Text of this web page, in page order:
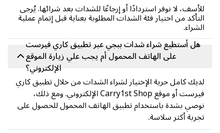
لا نوفر استردادًا أو إرجاعًا للشدات بعد شرائها. يُرجى
من اختيار فئة الشدات المطلوبة بعناية قبل إتمام عملية
هل أستطيع شراء شدات ببجي عبر تطبيق كاري فيرست
على الهاتف المحمول أم يجب علي زيارة الموقع
الإلكتروني؟
كامل حرية الإختيار لشراء الشدات من خلال تطبيق كاري
فيرست أو موقع Carry1st Shop الإلكتروني. ومع ذلك،
بشدة باستخدام تطبيق الهاتف المحمول للحصول على
أكثر سلاسة.